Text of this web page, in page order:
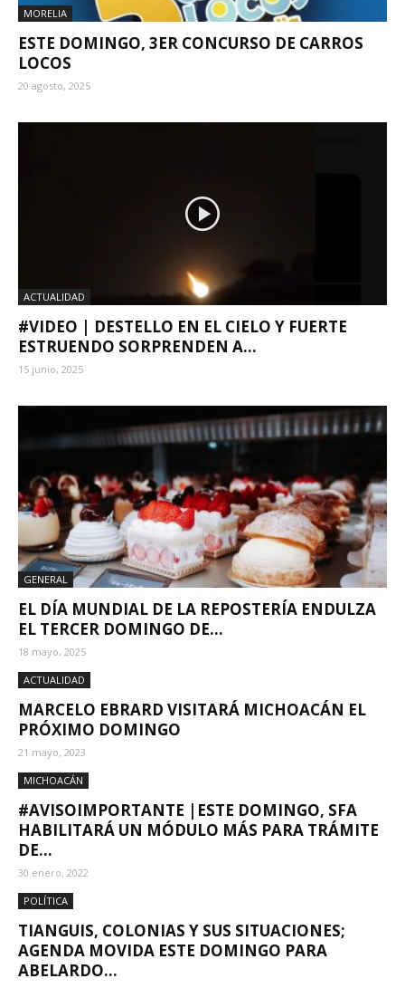
MORELIA
ESTE DOMINGO, 3ER CONCURSO DE CARROS
LOCOS
20 agosto, 2025
ACTUALIDAD
#VIDEO | DESTELLO EN EL CIELO Y FUERTE
ESTRUENDO SORPRENDEN A...
15 junio, 2025
GENERAL
EL DÍA MUNDIAL DE LA REPOSTERÍA ENDULZA
EL TERCER DOMINGO DE...
18 mayo, 2025
ACTUALIDAD
MARCELO EBRARD VISITARÁ MICHOACÁN EL
PRÓXIMO DOMINGO
21 mayo, 2023
MICHOACÁN
#AVISOIMPORTANTE |ESTE DOMINGO, SFA
HABILITARÁ UN MÓDULO MÁS PARA TRÁMITE
DE...
30 enero, 2022
POLÍTICA
TIANGUIS, COLONIAS Y SUS SITUACIONES;
AGENDA MOVIDA ESTE DOMINGO PARA
ABELARDO...